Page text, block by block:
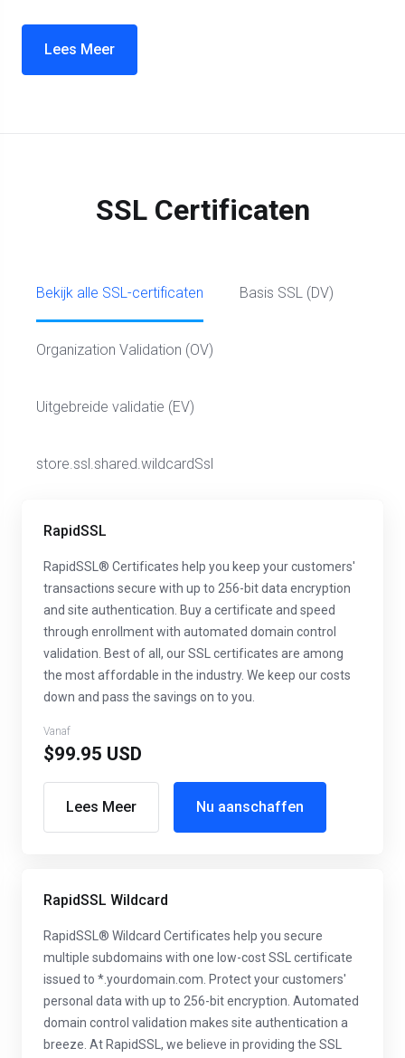
Lees Meer
SSL Certificaten
Bekijk alle SSL-certificaten Basis SSL (DV)
Organization Validation (OV)
Uitgebreide validatie (EV)
store.ssl.shared.wildcardSsl
RapidSSL
RapidSSL® Certificates help you keep your customers'
transactions secure with up to 256-bit data encryption
and site authentication. Buy a certificate and speed
through enrollment with automated domain control
validation. Best of all, our SSL certificates are among
the most affordable in the industry. We keep our costs
down and pass the savings on to you.
Vanaf
$99.95 USD
Lees Meer Nu aanschaffen
RapidSSL Wildcard
RapidSSL® Wildcard Certificates help you secure
multiple subdomains with one low-cost SSL certificate
issued to *.yourdomain.com. Protect your customers'
personal data with up to 256-bit encryption. Automated
domain control validation makes site authentication a
breeze. At RapidSSL, we believe in providing the SSL